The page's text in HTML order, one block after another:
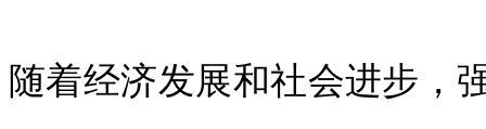
随着经济发展和社会进步，